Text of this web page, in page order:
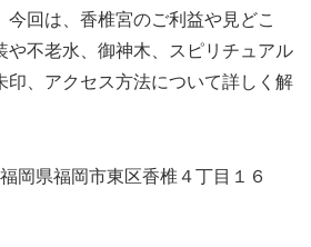
今回は、香椎宮のご利益や見どこ
や不老水、御神木、スピリチュアル
印、アクセス方法について詳しく解
岡県福岡市東区香椎４丁目１６